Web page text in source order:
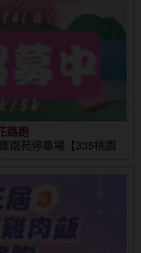
路跑
南苑停車場【335桃園